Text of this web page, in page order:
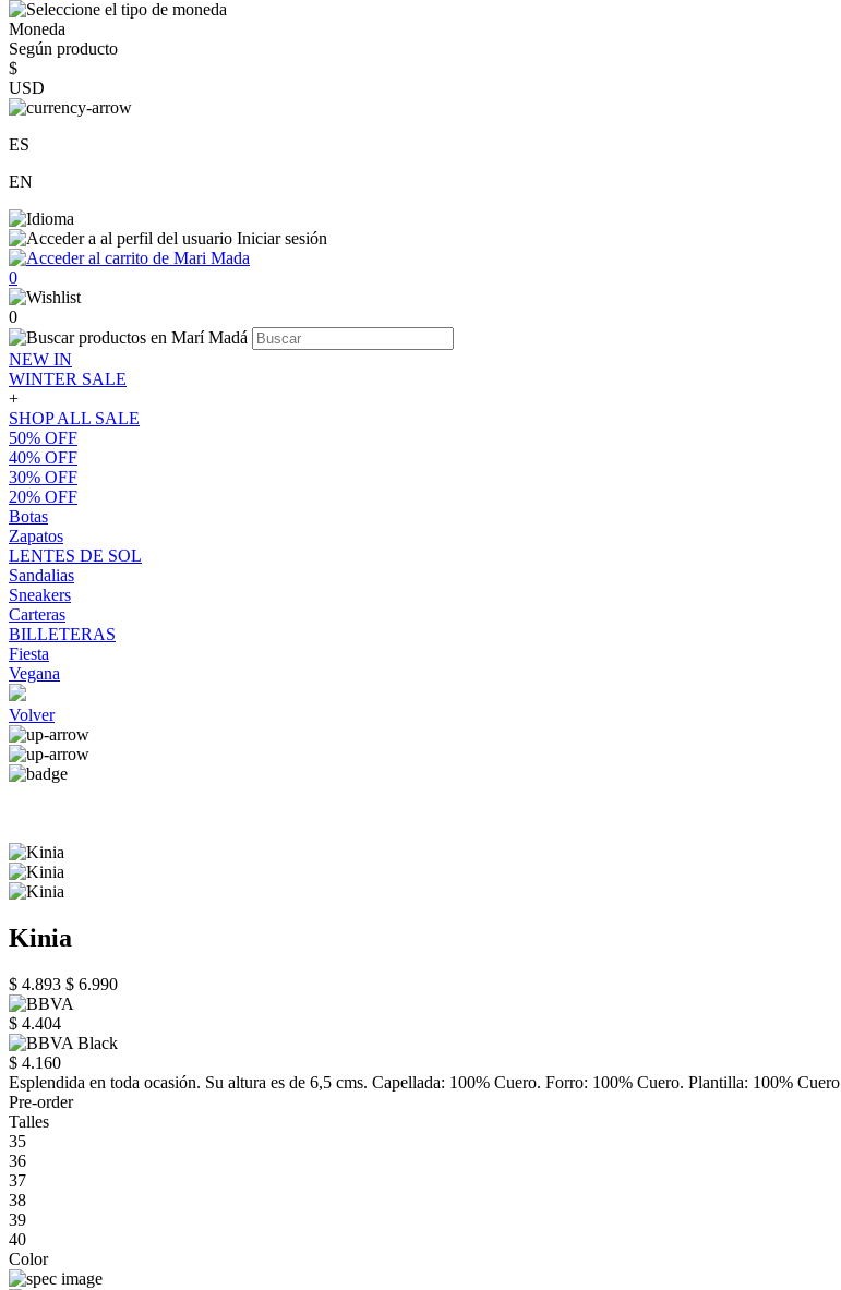
Moneda
Según producto
$
USD
ES
EN
Iniciar sesión
0
0
NEW IN
WINTER SALE
+
SHOP ALL SALE
50% OFF
40% OFF
30% OFF
20% OFF
Botas
Zapatos
LENTES DE SOL
Sandalias
Sneakers
Carteras
BILLETERAS
Fiesta
Vegana
Volver
Kinia
$ 4.893 $ 6.990
$ 4.404
$ 4.160
Esplendida en toda ocasión. Su altura es de 6,5 cms. Capellada: 100% Cuero. Forro: 100% Cuero. Plantilla: 100% Cuero
Pre-order
Talles
35
36
37
38
39
40
Color